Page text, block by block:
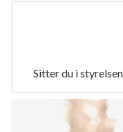
Sitter du i